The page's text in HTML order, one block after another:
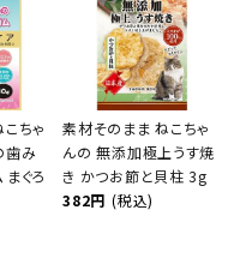
ちゃ
歯み
ぐろ
素材そのまま ねこちゃ
んの 無添加極上うす焼
き かつお節と貝柱 3g
382円 (税込)